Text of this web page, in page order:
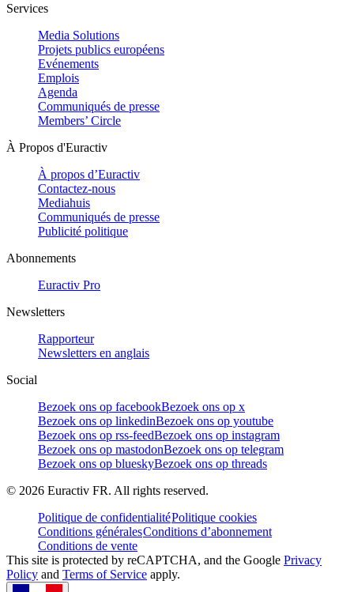
Services
Media Solutions
Projets publics européens
Evénements
Emplois
Agenda
Communiqués de presse
Members’ Circle
À Propos d'Euractiv
À propos d’Euractiv
Contactez-nous
Mediahuis
Communiqués de presse
Publicité politique
Abonnements
Euractiv Pro
Newsletters
Rapporteur
Newsletters en anglais
Social
Bezoek ons op facebookBezoek ons op x
Bezoek ons op linkedinBezoek ons op youtube
Bezoek ons op rss-feedBezoek ons op instagram
Bezoek ons op mastodonBezoek ons op telegram
Bezoek ons op blueskyBezoek ons op threads
© 2026 Euractiv FR. All rights reserved.
Politique de confidentialitéPolitique cookies
Conditions généralesConditions d’abonnement
Conditions de vente
This site is protected by reCAPTCHA, and the Google Privacy
Policy and Terms of Service apply.